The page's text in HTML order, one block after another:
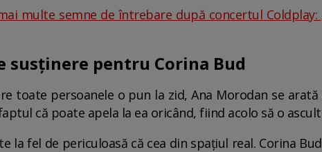
multe semne de întrebare după concertul
susținere pentru Corina Bud
toate persoanele o pun la zid, Ana Morodan se
că poate apela la ea oricând, fiind acolo să o
la fel de periculoasă că cea din spațiul real. Corina